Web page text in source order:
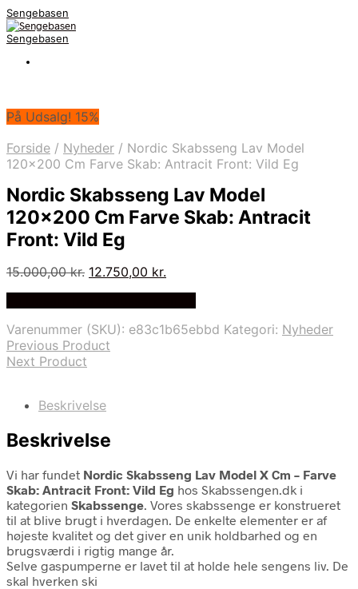
Sengebasen
Sengebasen
På Udsalg! 15%
Forside / Nyheder / Nordic Skabsseng Lav Model
120×200 Cm Farve Skab: Antracit Front: Vild Eg
Nordic Skabsseng Lav Model
120×200 Cm Farve Skab: Antracit
Front: Vild Eg
15.000,00kr. Den
15.000,00 kr..
12.750,00 kr.
12.750,00 kr..
Varenummer (SKU): e83c1b65ebbd Kategori: Nyheder
Previous Product
Next Product
Beskrivelse
Beskrivelse
Vi har fundet Nordic Skabsseng Lav Model X Cm – Farve
Skab: Antracit Front: Vild Eg hos Skabssengen.dk i
kategorien Skabssenge. Vores skabssenge er konstrueret
til at blive brugt i hverdagen. De enkelte elementer er af
højeste kvalitet og det giver en unik holdbarhed og en
brugsværdi i rigtig mange år.
Selve gaspumperne er lavet til at holde hele sengens liv. De
skal hverken ski